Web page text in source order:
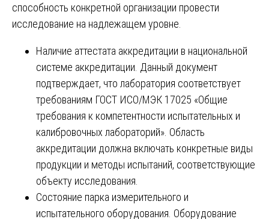
способность конкретной организации провести
исследование на надлежащем уровне.
Наличие аттестата аккредитации в национальной
системе аккредитации. Данный документ
подтверждает, что лаборатория соответствует
требованиям ГОСТ ИСО/МЭК 17025 «Общие
требования к компетентности испытательных и
калибровочных лабораторий». Область
аккредитации должна включать конкретные виды
продукции и методы испытаний, соответствующие
объекту исследования.
Состояние парка измерительного и
испытательного оборудования. Оборудование